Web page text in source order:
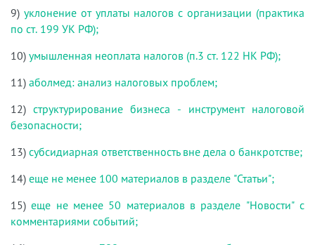
9) уклонение от уплаты налогов с организации (практика
по ст. 199 УК РФ);
10) умышленная неоплата налогов (п.3 ст. 122 НК РФ);
11) аболмед: анализ налоговых проблем;
12) структурирование бизнеса - инструмент налоговой
безопасности;
13) субсидиарная ответственность вне дела о банкротстве;
14) еще не менее 100 материалов в разделе "Статьи";
15)еще не менее 50 материалов в разделе "Новости" с
комментариями событий;